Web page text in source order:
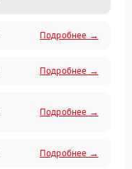
Подробнее →
Подробнее →
Подробнее →
Подробнее →